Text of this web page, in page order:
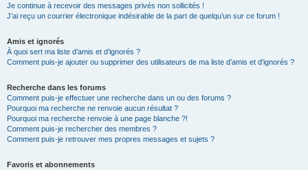
Je continue à recevoir des messages privés non sollicités !
J’ai reçu un courrier électronique indésirable de la part de quelqu’un sur ce forum !
Amis et ignorés
À quoi sert ma liste d’amis et d’ignorés ?
Comment puis-je ajouter ou supprimer des utilisateurs de ma liste d’amis et d’ignorés ?
Recherche dans les forums
Comment puis-je effectuer une recherche dans un ou des forums ?
Pourquoi ma recherche ne renvoie aucun résultat ?
Pourquoi ma recherche renvoie à une page blanche ?!
Comment puis-je rechercher des membres ?
Comment puis-je retrouver mes propres messages et sujets ?
Favoris et abonnements